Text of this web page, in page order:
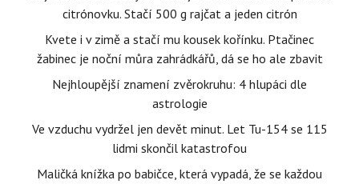
citrónovku. Stačí 500 g rajčat a jeden citrón
Kvete i v zimě a stačí mu kousek kořínku. Ptačinec
žabinec je noční můra zahrádkářů, dá se ho ale zbavit
Nejhloupější znamení zvěrokruhu: 4 hlupáci dle
astrologie
Ve vzduchu vydržel jen devět minut. Let Tu-154 se 115
lidmi skončil katastrofou
Maličká knížka po babičce, která vypadá, že se každou